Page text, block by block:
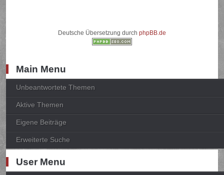
Deutsche Übersetzung durch phpBB.de
Main Menu
Unbeantwortete Themen
Aktive Themen
Eigene Beiträge
Erweiterte Suche
User Menu